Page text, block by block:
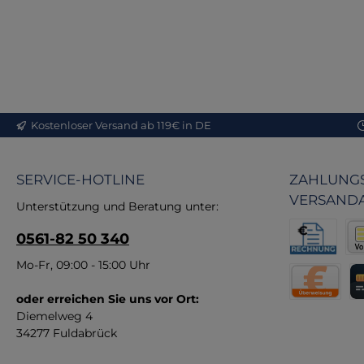
Kostenloser Versand ab 119€ in DE
SERVICE-HOTLINE
Unterstützung und Beratung unter:
0561-82 50 340
Mo-Fr, 09:00 - 15:00 Uhr
oder erreichen Sie uns vor Ort:
Diemelweg 4
34277 Fuldabrück
Rechnung